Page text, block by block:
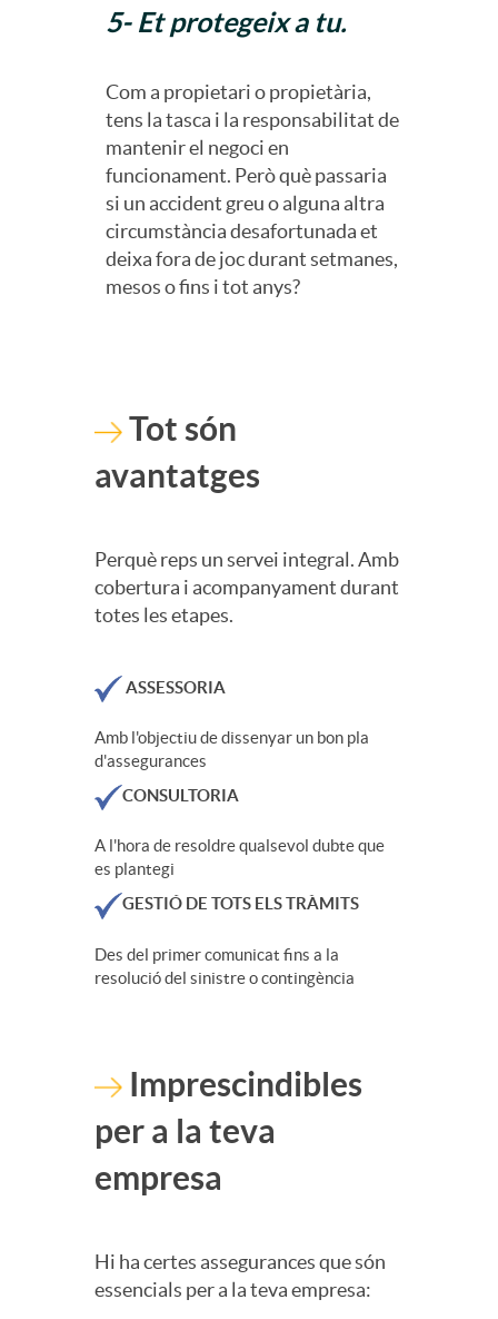
a
5- Et protegeix a tu.
Com a propietari o propietària,
tens la tasca i la responsabilitat de
mantenir el negoci en
funcionament. Però què passaria
si un accident greu o alguna altra
circumstància desafortunada et
deixa fora de joc durant setmanes,
mesos o fins i tot anys?
Tot són
avantatges
Perquè reps un servei integral. Amb
cobertura i acompanyament durant
totes les etapes.
ASSESSORIA
Amb l'objectiu de dissenyar un bon pla
d'assegurances
CONSULTORIA
A l'hora de resoldre qualsevol dubte que
es plantegi
GESTIÓ DE TOTS ELS TRÀMITS
Des del primer comunicat fins a la
resolució del sinistre o contingència
Imprescindibles
per a la teva
empresa
Hi ha certes assegurances que són
essencials per a la teva empresa: